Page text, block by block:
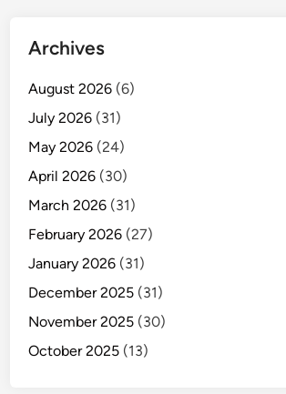
Archives
August 2026 (6)
July 2026 (31)
May 2026 (24)
April 2026 (30)
March 2026 (31)
February 2026 (27)
January 2026 (31)
December 2025 (31)
November 2025 (30)
October 2025 (13)